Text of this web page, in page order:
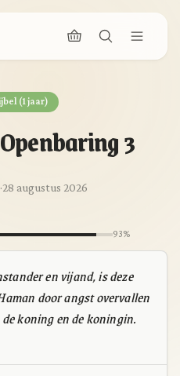
(1 jaar)
3
·28 augustus 2026
93%
en vijand, is deze
door angst overvallen
koning en de koningin.